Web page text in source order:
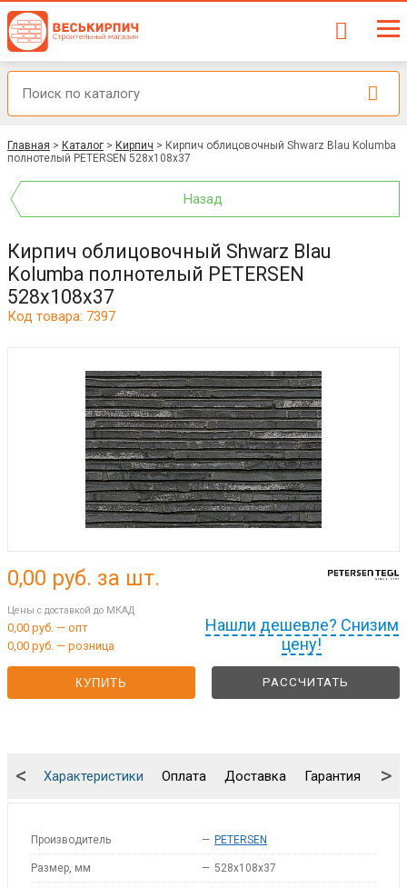
Главная > Каталог > Кирпич > Кирпич облицовочный Shwarz Blau Kolumba
полнотелый PETERSEN 528x108x37
Назад
Кирпич облицовочный Shwarz Blau
Kolumba полнотелый PETERSEN
528x108x37
Код товара: 7397
Нашли дешевле? Снизим
цену!
0,00 руб. за шт.
Цены с доставкой до МКАД
0,00 руб. — опт
0,00 руб. — розница
КУПИТЬ РАССЧИТАТЬ
Характеристики Оплата Доставка Гарантия
< >
Производитель — PETERSEN
Размер, мм — 528x108x37